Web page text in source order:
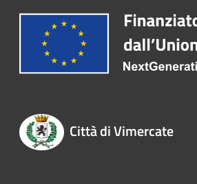
Città di Vimercate